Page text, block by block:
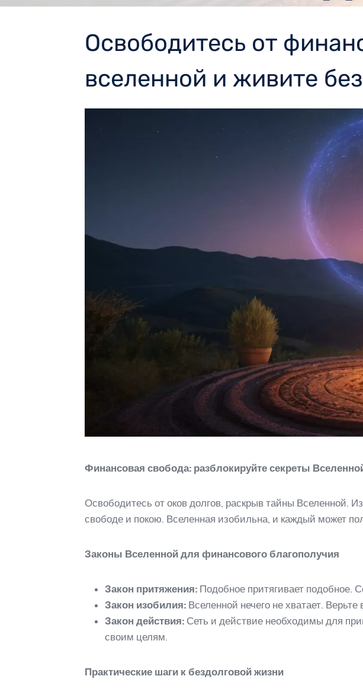
Освободитесь от
вселенной и живите
Финансовая свобода: разблокируйте секреты
Освободитесь от оков долгов, раскрыв тайны Вселенной.
свободе и покою. Вселенная изобильна, и каждый может
Законы Вселенной для финансового благополучия
Закон притяжения: Подобное притягивает подобное.
Закон изобилия: Вселенной нечего не хватает.
Закон действия: Сеть и действие необходимы для
своим целям.
Практические шаги к бездолговой жизни